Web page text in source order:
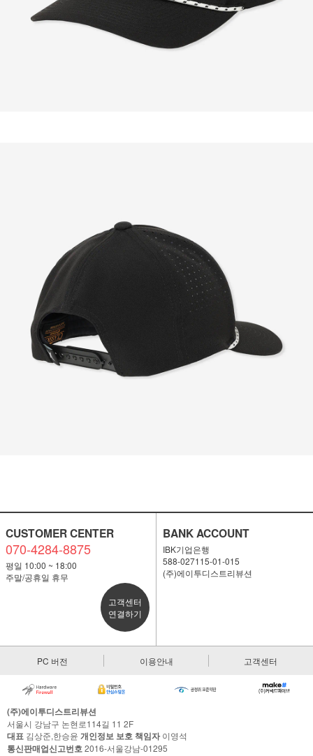
CUSTOMER CENTER
070-4284-8875
평일 10:00 ~ 18:00
주말/공휴일 휴무
고객센터
연결하기
BANK ACCOUNT
IBK기업은행
588-027115-01-015
(주)에이투디스트리뷰션
PC 버전 이용안내 고객센터
(주)에이투디스트리뷰션
서울시 강남구 논현로114길 11 2F
대표 김상준,한승윤 개인정보 보호 책임자이영석
통신판매업신고번호2016-서울강남-01295